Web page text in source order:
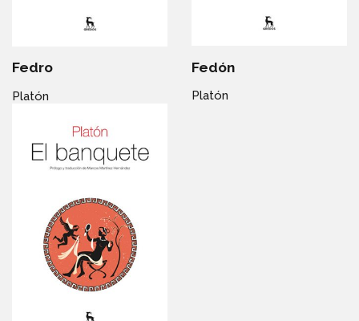
Fedro
Platón
Fedón
Platón